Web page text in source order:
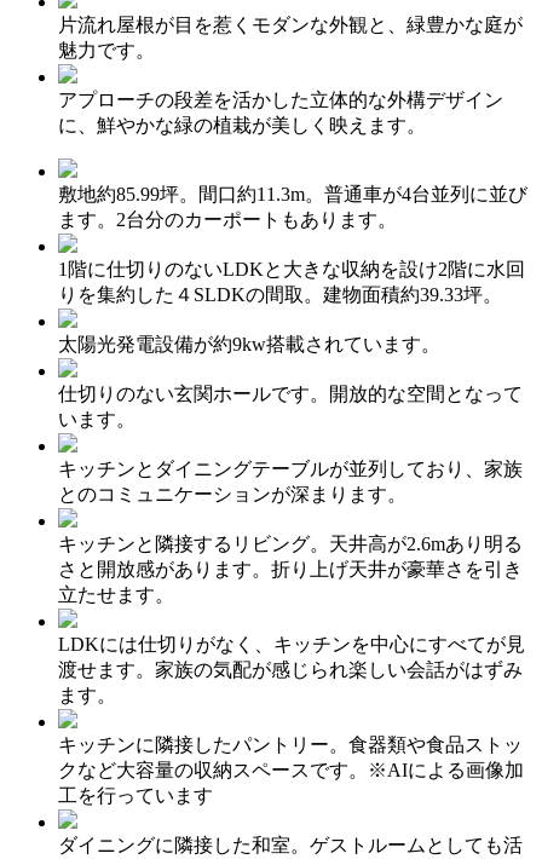
片流れ屋根が目を惹くモダンな外観と、緑豊かな庭が
魅力です。
アプローチの段差を活かした立体的な外構デザイン
に、鮮やかな緑の植栽が美しく映えます。
敷地約85.99坪。間口約11.3m。普通車が4台並列に並び
ます。2台分のカーポートもあります。
1階に仕切りのないLDKと大きな収納を設け2階に水回
りを集約した４SLDKの間取。建物面積約39.33坪。
太陽光発電設備が約9kw搭載されています。
仕切りのない玄関ホールです。開放的な空間となって
います。
キッチンとダイニングテーブルが並列しており、家族
とのコミュニケーションが深まります。
キッチンと隣接するリビング。天井高が2.6mあり明る
さと開放感があります。折り上げ天井が豪華さを引き
立たせます。
LDKには仕切りがなく、キッチンを中心にすべてが見
渡せます。家族の気配が感じられ楽しい会話がはずみ
ます。
キッチンに隣接したパントリー。食器類や食品ストッ
クなど大容量の収納スペースです。※AIによる画像加
工を行っています
ダイニングに隣接した和室。ゲストルームとしても活